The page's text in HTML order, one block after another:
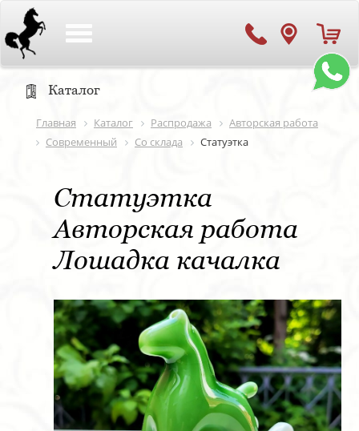
Каталог
Главная Каталог Распродажа
Авторская работа
Современный
Со склада Статуэтка
Статуэтка
Авторская работа
Лошадка качалка